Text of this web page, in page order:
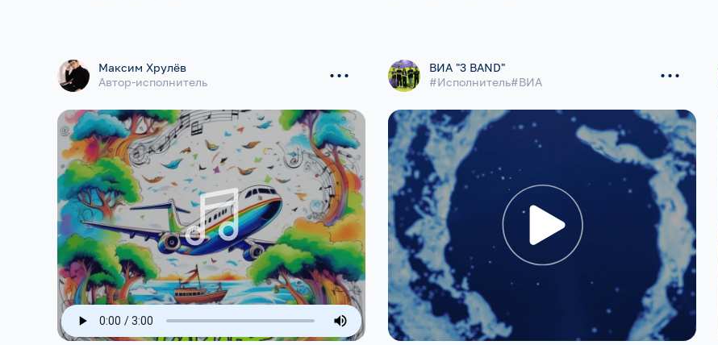
Максим Хрулёв
Автор-исполнитель
...
ВИА "3 BAND"
#Исполнитель#ВИА
...